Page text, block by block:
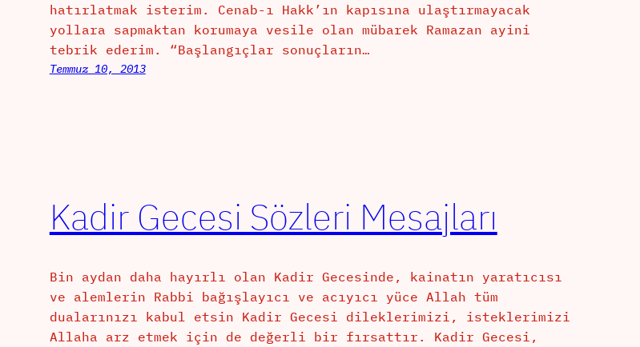
hatırlatmak isterim. Cenab-ı Hakk’ın kapısına ulaştırmayacak
yollara sapmaktan korumaya vesile olan mübarek Ramazan ayini
tebrik ederim. “Başlangıçlar sonuçların…
Temmuz 10, 2013
Kadir Gecesi Sözleri Mesajları
Bin aydan daha hayırlı olan Kadir Gecesinde, kainatın yaratıcısı
ve alemlerin Rabbi bağışlayıcı ve acıyıcı yüce Allah tüm
dualarınızı kabul etsin Kadir Gecesi dileklerimizi, isteklerimizi
Allaha arz etmek için de değerli bir fırsattır. Kadir Gecesi,